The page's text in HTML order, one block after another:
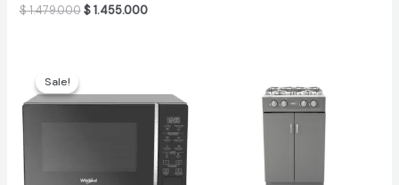
$1.479.000 Original
$1.455.000Current
Sale!
Sale!